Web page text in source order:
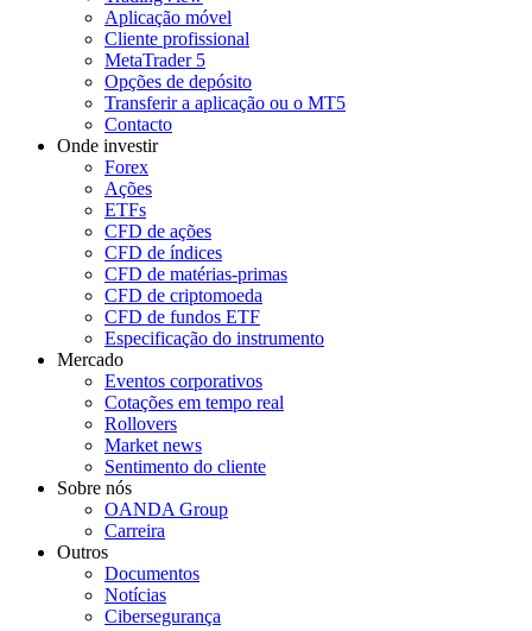
Aplicação móvel
Cliente profissional
MetaTrader 5
Opções de depósito
Transferir a aplicação ou o MT5
Contacto
Onde investir
Forex
Ações
ETFs
CFD de ações
CFD de índices
CFD de matérias-primas
CFD de criptomoeda
CFD de fundos ETF
Especificação do instrumento
Mercado
Eventos corporativos
Cotações em tempo real
Rollovers
Market news
Sentimento do cliente
Sobre nós
OANDA Group
Carreira
Outros
Documentos
Notícias
Cibersegurança